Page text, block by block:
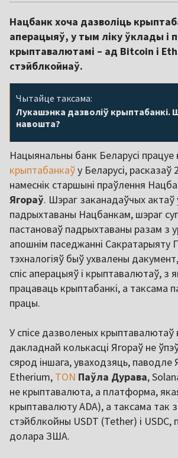
Нацбанк хоча дазволіць
аперацыяў, у тым ліку ўклады і
крыптавалютамі – ад Bitcoin і
стэйблкойнаў.
Чытайце таксама:
Лукашэнка дазволіў крыптабанкі.
навошта?
Нацыянальны банк Беларусі працуе
крыптабанкаўу Беларусі, расказаў
намеснік старшыні праўлення
Ягораў. Шэраг заканадаўчых актаў
падрыхтаваны Нацбанкам, шэраг
пастановаў падрыхтаваны разам з
апошнім паседжанні Сакратарыяту
тэхналогіяў быў ухвалены
спіс аперацыяў і крыптавалютаў, з
працаваць крыптабанкі, а таксама
працы.
У спісе дазволеных крыптавалютаў
дакладнай колькасці Ягораў не
сярод іншага, уваходзяць, паводле
Etherium, TON Паўла Дурава,
не крыптавалюта, а платформа,
крыптавалюту ADA), а таксама так
стэйблкойны USDT (Tether) і USDC,
долара ЗША.